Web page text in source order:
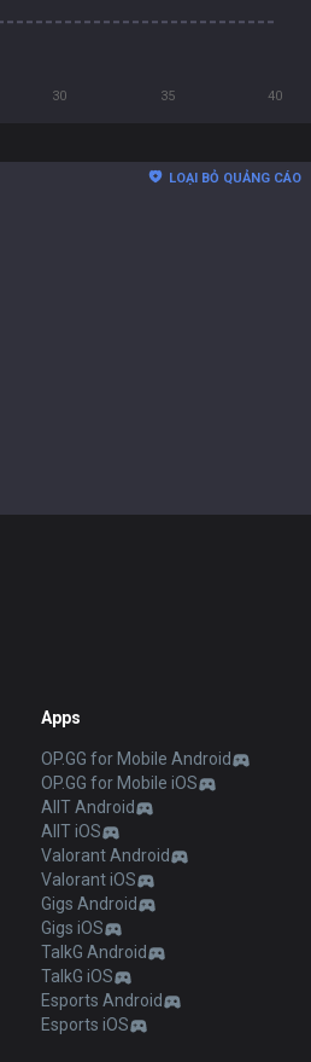
30 35 40
LOẠI BỎ QUẢNG CÁO
Apps
OP.GG for Mobile Android
OP.GG for Mobile iOS
AllT Android
AllT iOS
Valorant Android
Valorant iOS
Gigs Android
Gigs iOS
TalkG Android
TalkG iOS
Esports Android
Esports iOS